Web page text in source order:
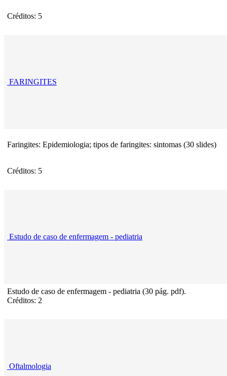
Créditos: 5
FARINGITES
Faringites: Epidemiologia; tipos de faringites: sintomas (30 slides)
Créditos: 5
Estudo de caso de enfermagem - pediatria
Estudo de caso de enfermagem - pediatria (30 pág. pdf).
Créditos: 2
Oftalmologia